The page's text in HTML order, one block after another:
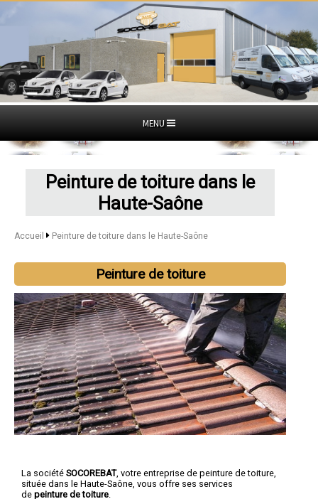
MENU
Peinture de toiture dans le
Haute-Saône
Accueil Peinture de toiture dans le Haute-Saône
Peinture de toiture
La société SOCOREBAT, votre entreprise de peinture de toiture,
située dans le Haute-Saône, vous offre ses services
de peinture de toiture